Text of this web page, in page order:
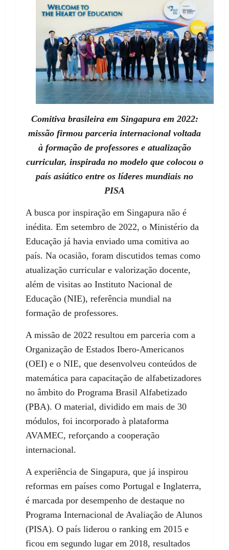
Comitiva brasileira em Singapura em 2022:
missão firmou parceria internacional voltada
à formação de professores e atualização
curricular, inspirada no modelo que colocou o
país asiático entre os líderes mundiais no
PISA
A busca por inspiração em Singapura não é
inédita. Em setembro de 2022, o Ministério da
Educação já havia enviado uma comitiva ao
país. Na ocasião, foram discutidos temas como
atualização curricular e valorização docente,
além de visitas ao Instituto Nacional de
Educação (NIE), referência mundial na
formação de professores.
A missão de 2022 resultou em parceria com a
Organização de Estados Ibero-Americanos
(OEI) e o NIE, que desenvolveu conteúdos de
matemática para capacitação de alfabetizadores
no âmbito do Programa Brasil Alfabetizado
(PBA). O material, dividido em mais de 30
módulos, foi incorporado à plataforma
AVAMEC, reforçando a cooperação
internacional.
A experiência de Singapura, que já inspirou
reformas em países como Portugal e Inglaterra,
é marcada por desempenho de destaque no
Programa Internacional de Avaliação de Alunos
(PISA). O país liderou o ranking em 2015 e
ficou em segundo lugar em 2018, resultados